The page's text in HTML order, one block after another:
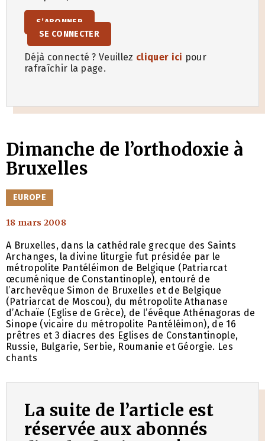
S’ABONNER
SE CONNECTER
Déjà connecté ? Veuillez cliquer ici pour
rafraîchir la page.
Dimanche de l’orthodoxie à
Bruxelles
CATÉGORIES
EUROPE
18 mars 2008
A Bruxelles, dans la cathédrale grecque des Saints
Archanges, la divine liturgie fut présidée par le
métropolite Pantéléimon de Belgique (Patriarcat
œcuménique de Constantinople), entouré de
l’archevêque Simon de Bruxelles et de Belgique
(Patriarcat de Moscou), du métropolite Athanase
d’Achaïe (Eglise de Grèce), de l’évêque Athénagoras de
Sinope (vicaire du métropolite Pantéléimon), de 16
prêtres et 3 diacres des Eglises de Constantinople,
Russie, Bulgarie, Serbie, Roumanie et Géorgie. Les
chants
La suite de l’article est
réservée aux abonnés